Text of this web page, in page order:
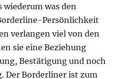
wiederum was den
Persönlichkeit
verlangen viel von den
sie eine Beziehung
Bestätigung und noch
Der Borderliner ist zum